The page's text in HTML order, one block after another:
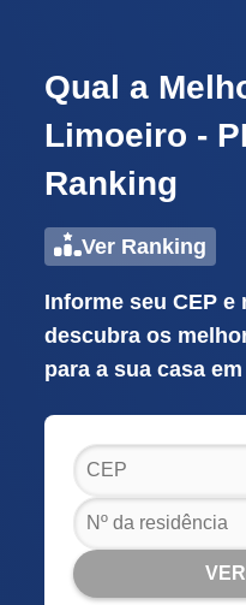
Qual a
Limoeiro -
Ranking
Ver Ranking
Informe seu CEP
descubra os
para a sua casa